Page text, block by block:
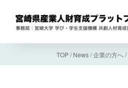
TOP/News/企業の方へ/